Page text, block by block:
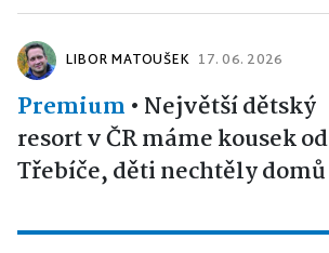
LIBOR MATOUŠEK 17. 06. 2026
Premium • Největší dětský
resort v ČR máme kousek od
Třebíče, děti nechtěly domů